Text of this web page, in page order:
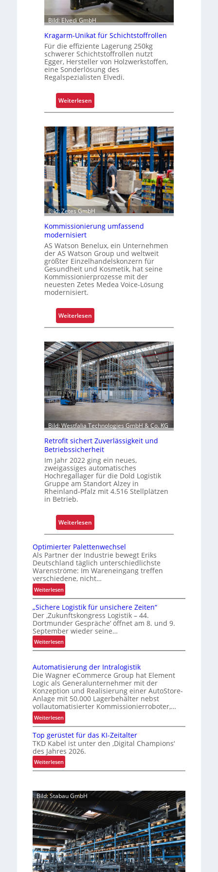
f
e
n
k
o
m
p
e
x
e
i
s
t
a
l
s
F
a
h
r
n
Bild: Elvedi GmbH
Kragarm-Unikat für Schichtstoffrollen
Für die effiziente Lagerung 250kg
schwerer Schichtstoffrollen nutzt
Egger, Hersteller von Holzwerkstoffen,
eine Sonderlösung des
Regalspezialisten Elvedi.
Weiterlesen:
K
a
g
a
r
m
-
U
n
i
t
f
ü
r
S
i
c
t
s
t
o
f
f
r
l
l
e
n
Bild: Zetes GmbH
Kommissionierung umfassend
modernisiert
AS Watson Benelux, ein Unternehmen
der AS Watson Group und weltweit
größter Einzelhandelskonzern für
Gesundheit und Kosmetik, hat seine
Kommissionierprozesse mit der
neuesten Zetes Medea Voice-Lösung
modernisiert.
Weiterlesen:
K
m
m
i
s
s
i
o
i
e
r
u
n
g
u
s
e
n
d
m
d
e
r
n
s
i
e
r
t
Bild: Westfalia Technologies GmbH & Co. KG
Retrofit sichert Zuverlässigkeit und
Betriebssicherheit
Im Jahr 2022 ging ein neues,
zweigassiges automatisches
Hochregallager für die Dold Logistik
Gruppe am Standort Alzey in
Rheinland-Pfalz mit 4.516 Stellplätzen
in Betrieb.
Weiterlesen:
R
t
r
o
f
t
s
i
c
r
t
Z
u
v
r
l
ä
k
e
i
t
u
n
d
B
Optimierter Palettenwechsel
Als Partner der Industrie bewegt Eriks
Deutschland täglich unterschiedlichste
Warenströme: Im Wareneingang treffen
verschiedene, nicht…
Weiterlesen:
O
p
t
i
m
i
e
r
P
a
l
e
t
t
e
n
c
s
e
l
„Sichere Logistik für unsichere Zeiten“
Der ‚Zukunftskongress Logistik – 44.
Dortmunder Gespräche‘ öffnet am 8. und 9.
September wieder seine…
Weiterlesen:
„
i
c
h
e
r
e
L
o
g
i
s
t
k
f
ü
r
u
n
s
i
c
Automatisierung der Intralogistik
Die Wagner eCommerce Group hat Element
Logic als Generalunternehmer mit der
Konzeption und Realisierung einer AutoStore-
Anlage mit 50.000 Lagerbehälter nebst
vollautomatisierter Kommissionierroboter,…
Weiterlesen:
A
u
t
o
m
a
i
s
i
e
r
u
n
g
d
Top gerüstet für das KI-Zeitalter
TKD Kabel ist unter den ‚Digital Champions‘
des Jahres 2026.
Weiterlesen:
T
p
g
e
r
ü
s
t
e
t
Bild: Stabau GmbH